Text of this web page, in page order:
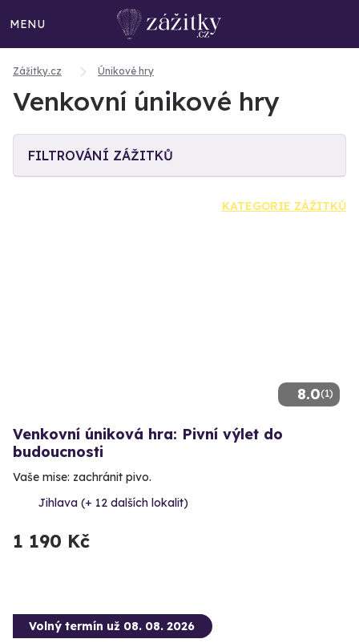
MENU
Zážitky.cz Únikové hry
Venkovní únikové hry
FILTROVÁNÍ ZÁŽITKŮ
KATEGORIE ZÁŽITKŮ
8.0(1)
Venkovní úniková hra: Pivní výlet do
budoucnosti
Vaše mise: zachránit pivo.
Jihlava (+ 12 dalších lokalit)
1 190 Kč
Volný termín už 08. 08. 2026